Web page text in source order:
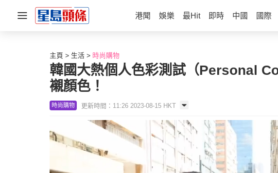
港聞 娛樂 最Hit 即時 中國 國際
主頁 生活 時尚購物
韓國大熱個人色彩測試（Personal
襯顏色！
時尚購物 更新時間：11:26 2023-08-15 HKT